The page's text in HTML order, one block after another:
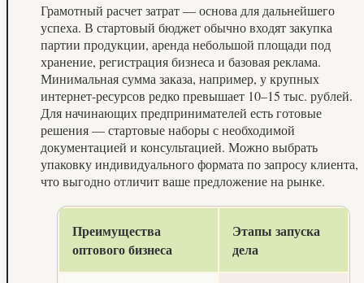
Грамотный расчет затрат — основа для дальнейшего
успеха. В стартовый бюджет обычно входят закупка
партии продукции, аренда небольшой площади под
хранение, регистрация бизнеса и базовая реклама.
Минимальная сумма заказа, например, у крупных
интернет-ресурсов редко превышает 10–15 тыс. рублей.
Для начинающих предпринимателей есть готовые
решения — стартовые наборы с необходимой
документацией и консультацией. Можно выбрать
упаковку индивидуального формата по запросу клиента,
что выгодно отличит ваше предложение на рынке.
Преимущества
оптового бизнеса
Этапы запуска
дела